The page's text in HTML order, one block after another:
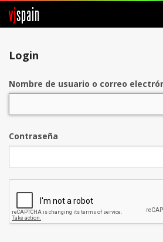
vjspain
Login
Nombre de usuario o correo
Contraseña